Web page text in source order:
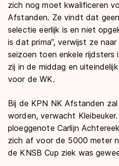
zich nog moet kwalificeren
Afstanden. Ze vindt dat geen
selectie eerlijk is en niet
is dat prima”, verwijst ze
seizoen toen enkele
zij in de middag en
voor de WK.
Bij de KPN NK Afstanden
worden, verwacht
ploeggenote Carlijn
zich af voor de 5000 meter
de KNSB Cup ziek was